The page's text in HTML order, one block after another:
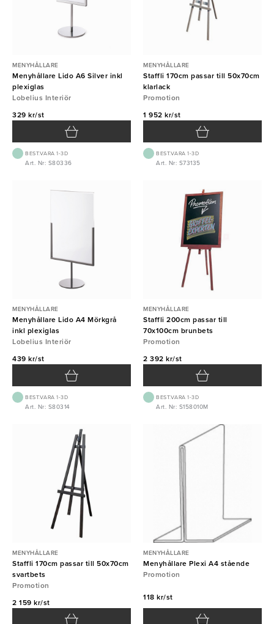
MENYHÅLLARE
Menyhållare Lido A6 Silver inkl
plexiglas
Lobelius Interiör
329 kr/st
BEST.VARA 1-3D
Art. Nr: S80336
MENYHÅLLARE
Staffli 170cm passar till 50x70cm
klarlack
Promotion
1 952 kr/st
BEST.VARA 1-3D
Art. Nr: S73135
MENYHÅLLARE
Menyhållare Lido A4 Mörkgrå
inkl plexiglas
Lobelius Interiör
439 kr/st
BEST.VARA 1-3D
Art. Nr: S80314
MENYHÅLLARE
Staffli 200cm passar till
70x100cm brunbets
Promotion
2 392 kr/st
BEST.VARA 1-3D
Art. Nr: S158010M
MENYHÅLLARE
Staffli 170cm passar till 50x70cm
svartbets
Promotion
2 159 kr/st
MENYHÅLLARE
Menyhållare Plexi A4 stående
Promotion
118 kr/st